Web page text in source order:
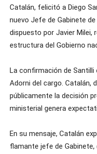
Catalán, felicitó a Diego
nuevo Jefe de Gabinete
dispuesto por Javier Milei,
estructura del Gobierno
La confirmación de Santilli
Adorni del cargo. Catalán,
públicamente la decisión
ministerial genera
En su mensaje, Catalán
flamante jefe de